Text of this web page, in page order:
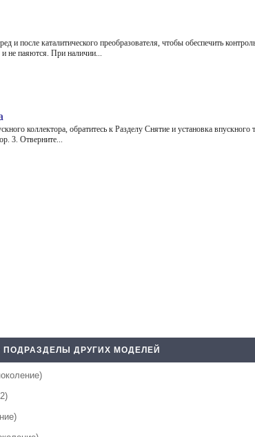
после каталитического преобразователя, чтобы обеспечить
и не паяются. При наличии...
коллектора, обратитесь к Разделу Снятие и установка впускного
3. Отверните...
ПОДРАЗДЕЛЫ ДРУГИХ МОДЕЛЕЙ